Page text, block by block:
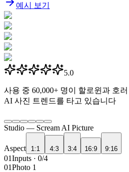
예시 보기
5.0
사용 중 60,000+ 명이 할로윈과 호
AI 사진 트렌드를 타고 있습니다
Studio — Scream AI Picture
Aspect 1:1 4:3 3:4 16:9 9:16
01Inputs · 0/4
01Photo 1